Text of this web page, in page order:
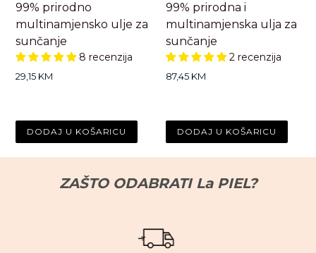
99% prirodno
multinamjensko ulje za
sunčanje
8 recenzija
Standardna
29,15 KM
99% prirodna i
multinamjenska ulja za
sunčanje
2 recenzija
Standardna
87,45 KM
ZAŠTO ODABRATI La PIEL?